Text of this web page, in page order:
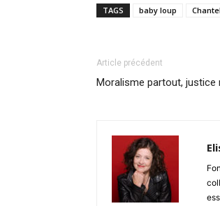
TAGS baby loup
Article précédent
Moralisme partout, justice